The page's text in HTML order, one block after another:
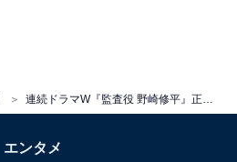
エンタメ